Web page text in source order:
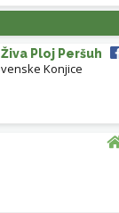
Ploj Peršuh
Konjice